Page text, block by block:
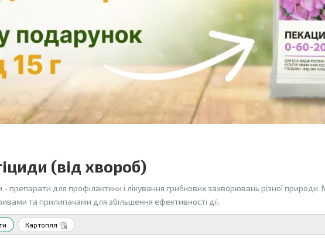
(від хвороб)
- препарати для профілактики і лікування грибкових захворювань різної
та прилипачами для збільшення ефективності дії.
Картопля